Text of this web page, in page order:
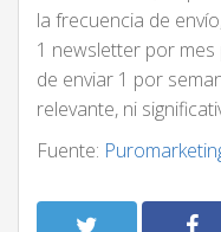
la frecuencia de
1 newsletter por
de enviar 1 por
relevante, ni
Fuente: